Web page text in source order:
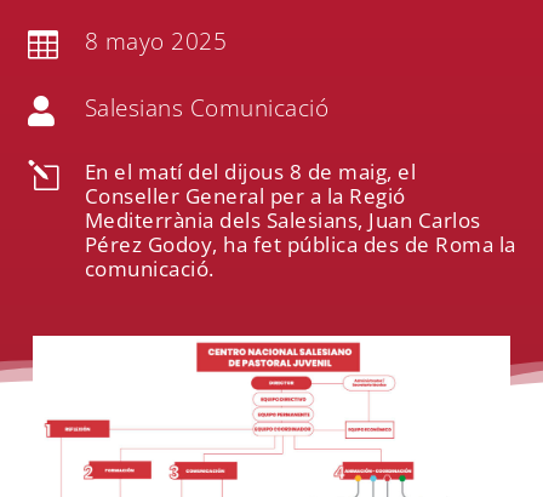
 8 mayo 2025
 Salesians Comunicació
l
En el matí del dijous 8 de maig, el
Conseller General per a la Regió
Mediterrània dels Salesians, Juan Carlos
Pérez Godoy, ha fet pública des de Roma la
comunicació.